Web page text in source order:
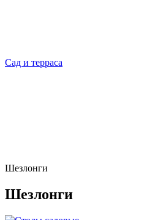
Сад и терраса
Шезлонги
Шезлонги